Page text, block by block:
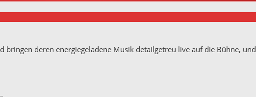
bringen deren energiegeladene Musik detailgetreu live auf die Bühne, und